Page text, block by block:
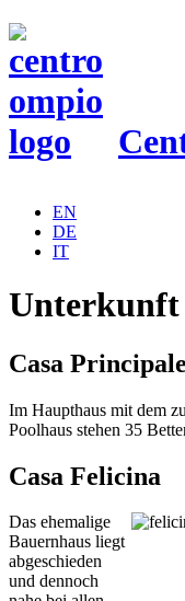
EN
DE
IT
Unterkunft
Casa
Im Haupthaus mit dem
Poolhaus stehen 35
Casa Felicina
Das ehemalige
Bauernhaus liegt
abgeschieden
und dennoch